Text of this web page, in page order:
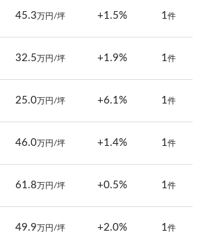
45.3 万円/坪 +1.5% 1件
32.5 万円/坪 +1.9% 1件
25.0 万円/坪 +6.1% 1件
46.0 万円/坪 +1.4% 1件
61.8 万円/坪 +0.5% 1件
49.9 万円/坪 +2.0% 1件